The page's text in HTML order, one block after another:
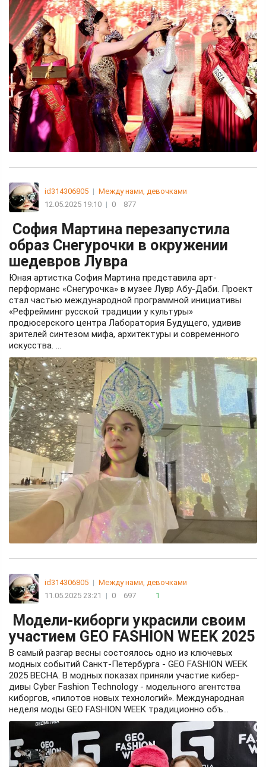
id314306805 | Между нами, девочками
12.05.2025 19:10 | 0 877
София Мартина перезапустила
образ Снегурочки в окружении
шедевров Лувра
Юная артистка София Мартина представила арт-
перформанс «Снегурочка» в музее Лувр Абу-Даби. Проект
стал частью международной программной инициативы
«Рефрейминг русской традиции у культуры»
продюсерского центра Лаборатория Будущего, удивив
зрителей синтезом мифа, архитектуры и современного
искусства. ...
id314306805 | Между нами, девочками
11.05.2025 23:21
| 0 697 1
Модели-киборги украсили своим
участием GEO FASHION WEEK 2025
В самый разгар весны состоялось одно из ключевых
модных событий Санкт-Петербурга - GEO FASHION WEEK
2025 BECHA. В модных показах приняли участие кибер-
дивы Cyber Fashion Tеchnology - модельного агентства
киборгов, «пилотов новых технологий». Международная
неделя моды GEO FASHION WEEK традиционно объ...